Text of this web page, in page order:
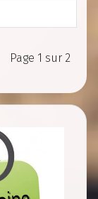
Page 1 sur 2